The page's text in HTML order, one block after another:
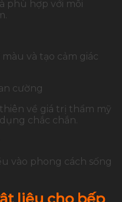
phù hợp với môi
và tạo cảm giác
về giá trị thẩm mỹ
chắc chắn.
vào phong cách sống